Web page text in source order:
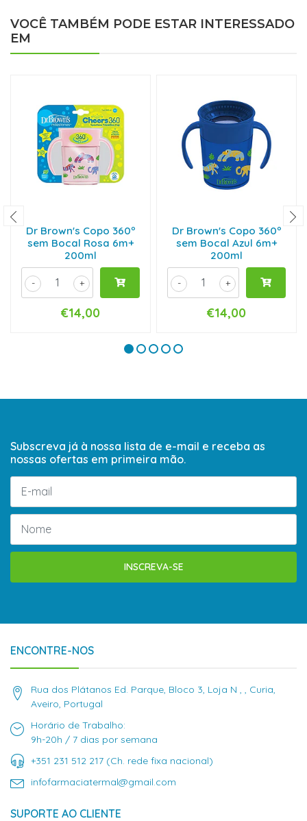
VOCÊ TAMBÉM PODE ESTAR INTERESSADO
EM
Dr Brown's Copo 360º
sem Bocal Rosa 6m+
200ml
+
-
€14,00
Dr Brown's Copo 360º
sem Bocal Azul 6m+
200ml
+
-
€14,00
Subscreva já à nossa lista de e-mail e receba as
nossas ofertas em primeira mão.
INSCREVA-SE
ENCONTRE-NOS
Rua dos Plátanos Ed. Parque, Bloco 3, Loja N , , Curia,
Aveiro, Portugal
Horário de Trabalho:
9h-20h / 7 dias por semana
+351 231 512 217 (Ch. rede fixa nacional)
infofarmaciatermal@gmail.com
SUPORTE AO CLIENTE